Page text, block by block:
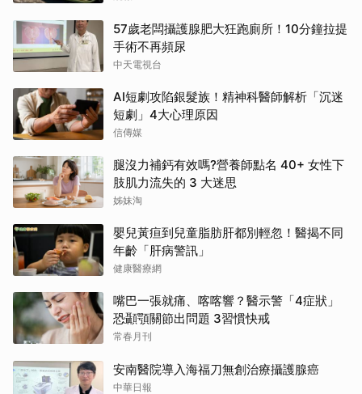
57歲老闆攝護腺肥大狂跑廁所！10分鐘拉提
手術不再頻尿
中天電視台
AI短劇攻陷銀髮族！精神科醫師解析「沉迷
短劇」4大心理原因
信傳媒
腿沒力補鈣有效嗎?營養師點名 40+ 女性下
肢肌力流失的 3 大迷思
姊妹淘
嬰兒黃疸到兒童脂肪肝都別輕忽！醫揭不同
年齡「肝病警訊」
健康醫療網
嘴巴一張就痛、喀喀響？醫示警「4症狀」
恐顳顎關節出問題 3習慣快戒
常春月刊
安南醫院導入海福刀無創治療攝護腺癌
中華日報